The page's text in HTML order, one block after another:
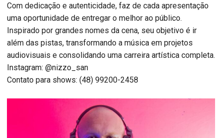
Com dedicação e autenticidade, faz de cada apresentação
uma oportunidade de entregar o melhor ao público.
Inspirado por grandes nomes da cena, seu objetivo é ir
além das pistas, transformando a música em projetos
audiovisuais e consolidando uma carreira artística completa.
Instagram: @nizzo_san
Contato para shows: (48) 99200-2458